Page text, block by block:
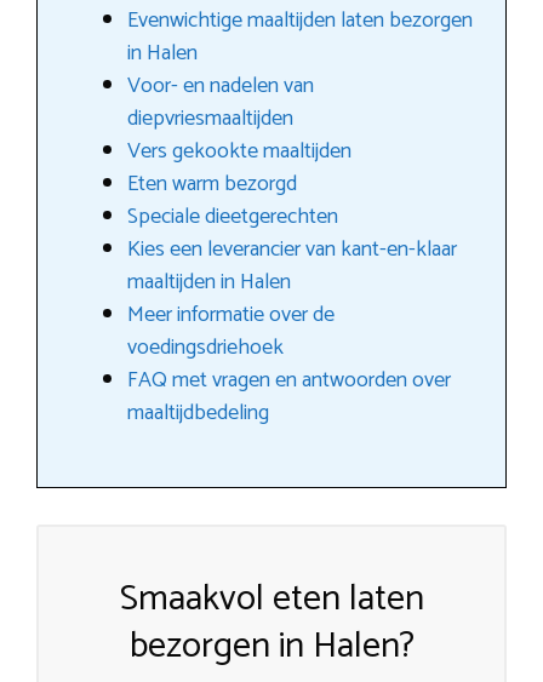
Evenwichtige maaltijden laten bezorgen
in Halen
Voor- en nadelen van
diepvriesmaaltijden
Vers gekookte maaltijden
Eten warm bezorgd
Speciale dieetgerechten
Kies een leverancier van kant-en-klaar
maaltijden in Halen
Meer informatie over de
voedingsdriehoek
FAQ met vragen en antwoorden over
maaltijdbedeling
Smaakvol eten laten
bezorgen in Halen?